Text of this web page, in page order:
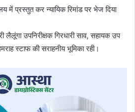
में प्रस्तुत कर न्यायिक रिमांड पर भेज दिया
लैलूंगा उपनिरीक्षक गिरधारी साव, सहायक उप
स्टाफ की सराहनीय भूमिका रही।